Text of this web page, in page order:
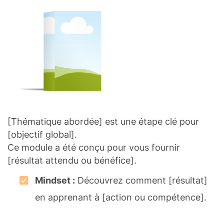
[Thématique abordée] est une étape clé pour
[objectif global].
Ce module a été conçu pour vous fournir
[résultat attendu ou bénéfice].
Mindset : Découvrez comment [résultat]
en apprenant à [action ou compétence].